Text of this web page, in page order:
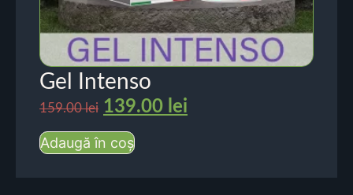
Gel Intenso
159.00lei 139.00 lei
Adaugă în coș